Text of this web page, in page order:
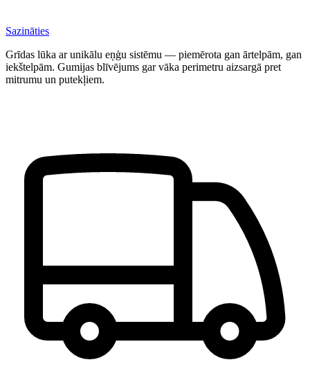
Sazināties
Grīdas lūka ar unikālu eņģu sistēmu — piemērota gan ārtelpām, gan
iekštelpām. Gumijas blīvējums gar vāka perimetru aizsargā pret
mitrumu un putekļiem.